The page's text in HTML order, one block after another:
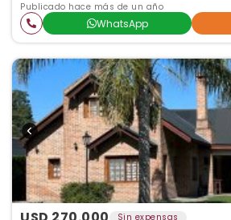
Publicado hace más de un año
WhatsApp
Sin expensas